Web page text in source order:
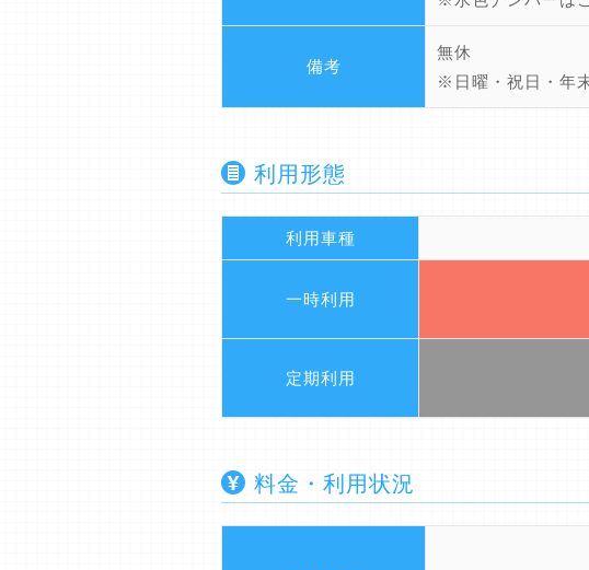
備考
無休
※日曜・祝日・年
利用形態
利用車種
一時利用
定期利用
料金・利用状況